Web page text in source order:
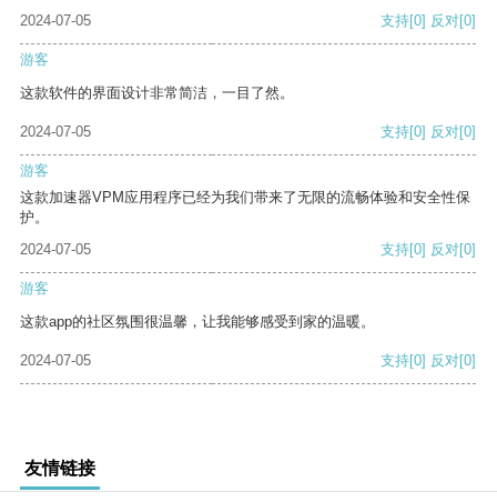
2024-07-05 支持[0] 反对[0]
游客
这款软件的界面设计非常简洁，一目了然。
2024-07-05 支持[0] 反对[0]
游客
这款加速器VPM应用程序已经为我们带来了无限的流畅体验和安全性保
护。
2024-07-05
支持[0] 反对[0]
游客
这款app的社区氛围很温馨，让我能够感受到家的温暖。
2024-07-05 支持[0] 反对[0]
友情链接